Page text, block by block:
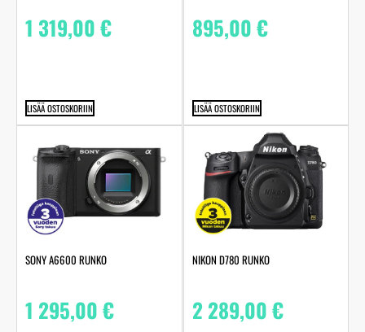
1 319,00€
LISÄÄ OSTOSKORIIN
895,00€
LISÄÄ OSTOSKORIIN
SONY A6600 RUNKO
1 295,00€
NIKON D780 RUNKO
2 289,00€